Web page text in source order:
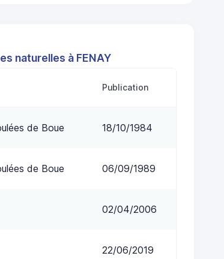
naturelles à FENAY
Publication
de Boue 18/10/1984
de Boue 06/09/1989
02/04/2006
22/06/2019